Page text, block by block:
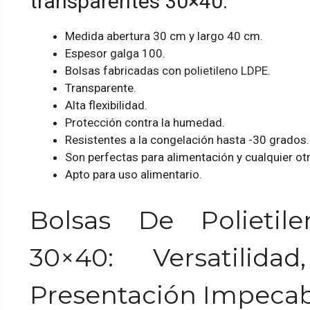
Medida abertura 30 cm y largo 40 cm.
Espesor galga 100.
Bolsas fabricadas con polietileno LDPE.
Transparente.
Alta flexibilidad.
Protección contra la humedad.
Resistentes a la congelación hasta -30 grados.
Son perfectas para alimentación y cualquier
Apto para uso alimentario.
Bolsas De
30×40:
Presentación